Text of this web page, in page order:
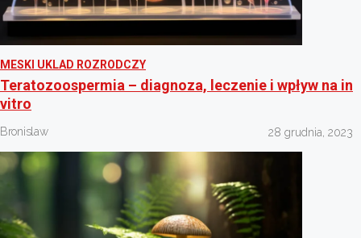
MESKI UKLAD ROZRODCZY
Teratozoospermia – diagnoza, leczenie i wpływ na in
vitro
Bronislaw 28 grudnia, 2023